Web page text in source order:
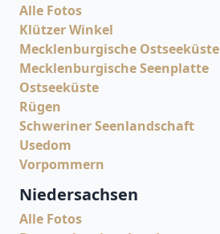
Alle Fotos
Klützer Winkel
Mecklenburgische Ostseeküste
Mecklenburgische Seenplatte
Ostseeküste
Rügen
Schweriner Seenlandschaft
Usedom
Vorpommern
Niedersachsen
Alle Fotos